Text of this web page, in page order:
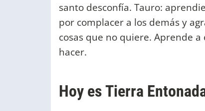
santo desconfía. Tauro:
por complacer a los demás y
cosas que no quiere. Aprende
hacer.
Hoy es Tierra